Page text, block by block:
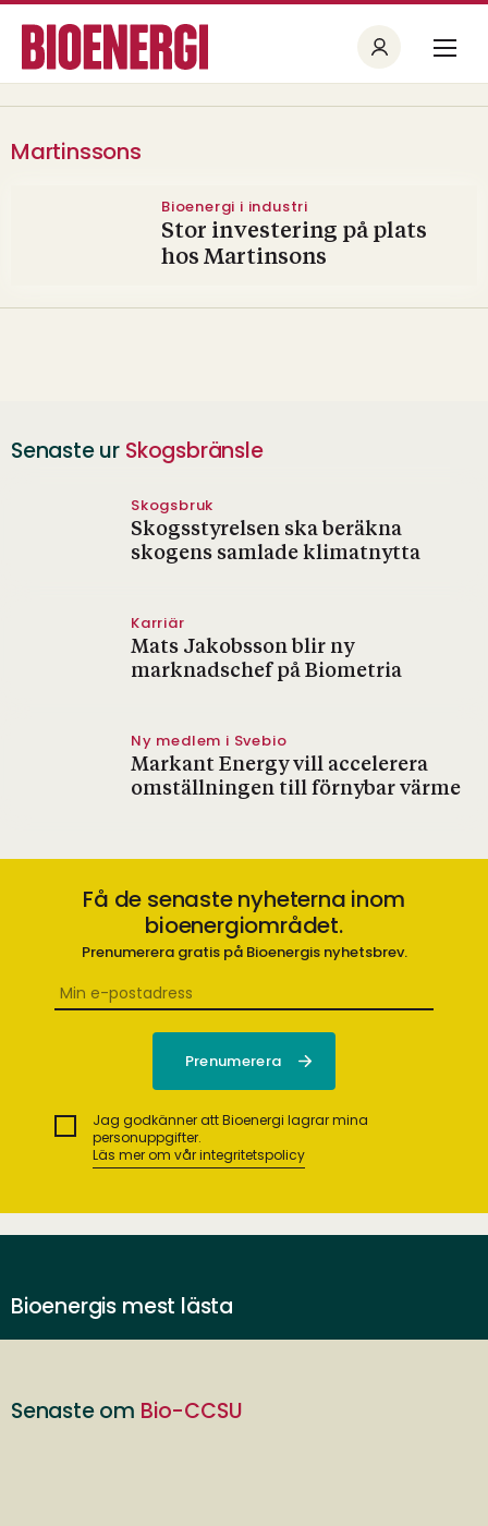
Martinssons
Bioenergi i industri
Stor investering på plats
hos Martinsons
Senaste ur Skogsbränsle
Skogsbruk
Skogsstyrelsen ska beräkna
skogens samlade klimatnytta
Karriär
Mats Jakobsson blir ny
marknadschef på Biometria
Ny medlem i Svebio
Markant Energy vill accelerera
omställningen till förnybar värme
Få de senaste nyheterna inom
bioenergiområdet.
Prenumerera gratis på Bioenergis nyhetsbrev.
Jag godkänner att Bioenergi lagrar mina
personuppgifter.
Läs mer om vår integritetspolicy
Bioenergis mest lästa
Senaste om Bio-CCSU